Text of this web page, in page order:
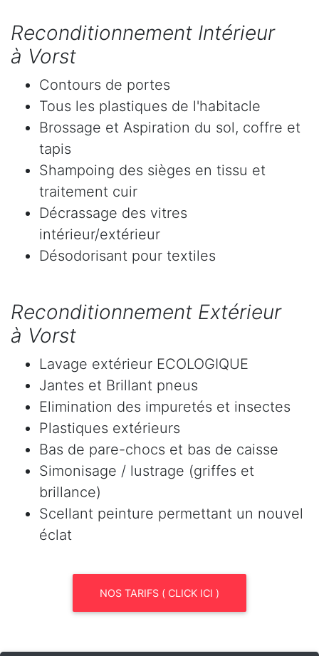
Reconditionnement Intérieur
à Vorst
Contours de portes
Tous les plastiques de l'habitacle
Brossage et Aspiration du sol, coffre et
tapis
Shampoing des sièges en tissu et
traitement cuir
Décrassage des vitres
intérieur/extérieur
Désodorisant pour textiles
Reconditionnement Extérieur
à Vorst
Lavage extérieur ECOLOGIQUE
Jantes et Brillant pneus
Elimination des impuretés et insectes
Plastiques extérieurs
Bas de pare-chocs et bas de caisse
Simonisage / lustrage (griffes et
brillance)
Scellant peinture permettant un nouvel
éclat
NOS TARIFS ( CLICK ICI )